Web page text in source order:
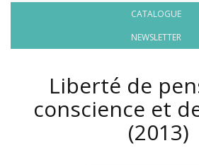
CATALOGUE
NEWSLETTER
Liberté de
conscience et
(2013)